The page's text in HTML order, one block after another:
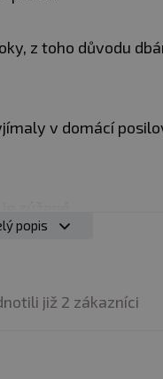
z toho důvodu
v domácí
popis
již 2 zákazníci